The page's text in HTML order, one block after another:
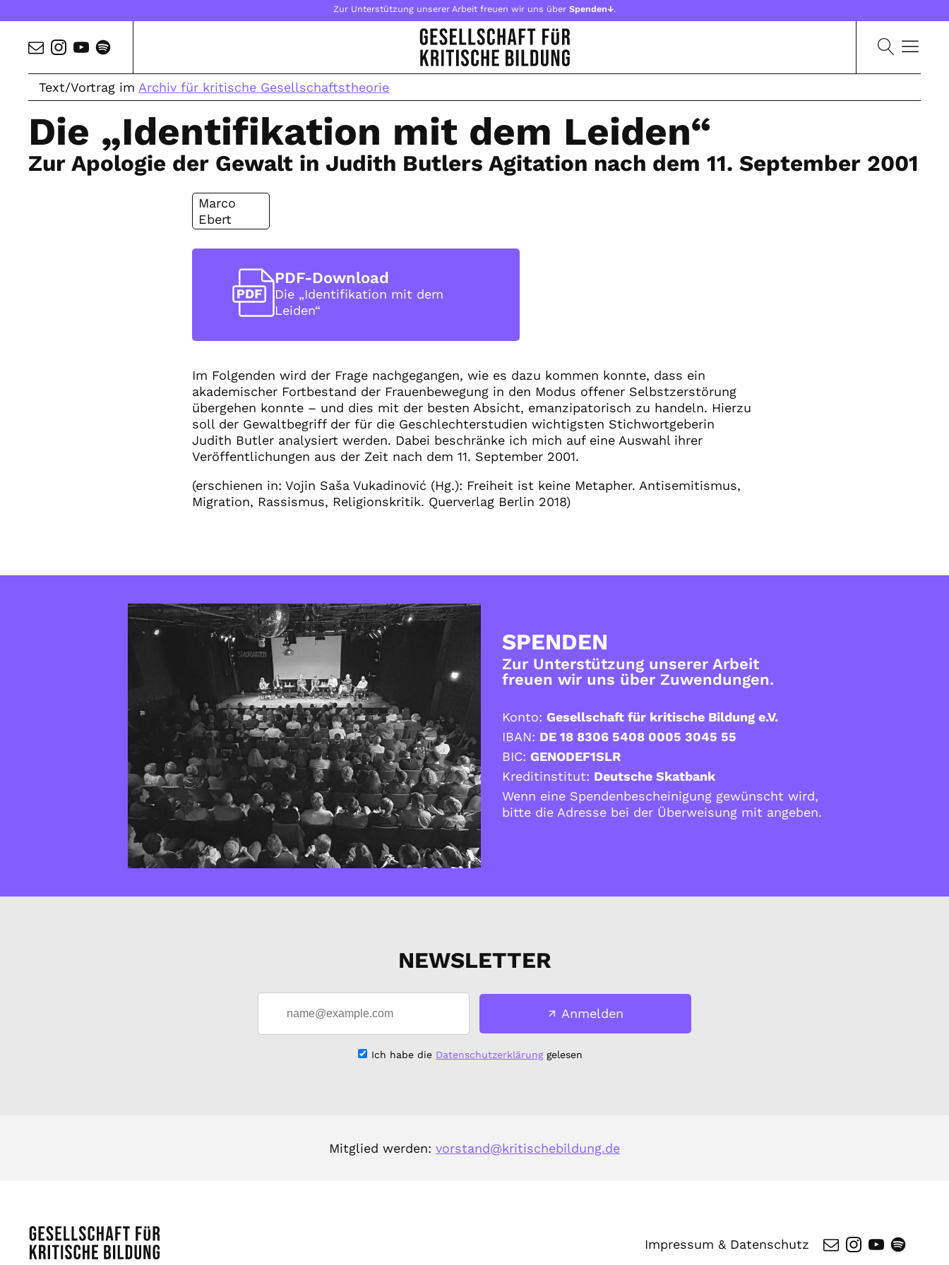
Zur Unterstützung unserer Arbeit freuen wir uns über Spenden↓.
Text/Vortrag im Archiv für kritische Gesellschaftstheorie
Die „Identifikation mit dem Leiden“
Zur Apologie der Gewalt in Judith Butlers Agitation nach dem 11. September 2001
Marco
Ebert
PDF-Download
Die „Identifikation mit dem
Leiden“
Im Folgenden wird der Frage nachgegangen, wie es dazu kommen konnte, dass ein
akademischer Fortbestand der Frauenbewegung in den Modus offener Selbstzerstörung
übergehen konnte – und dies mit der besten Absicht, emanzipatorisch zu handeln. Hierzu
soll der Gewaltbegriff der für die Geschlechterstudien wichtigsten Stichwortgeberin
Judith Butler analysiert werden. Dabei beschränke ich mich auf eine Auswahl ihrer
Veröffentlichungen aus der Zeit nach dem 11. September 2001.
(erschienen in: Vojin Saša Vukadinović (Hg.): Freiheit ist keine Metapher. Antisemitismus,
Migration, Rassismus, Religionskritik. Querverlag Berlin 2018)
SPENDEN
Zur Unterstützung unserer Arbeit
freuen wir uns über Zuwendungen.
Konto: Gesellschaft für kritische Bildung e.V.
IBAN: DE 18 8306 5408 0005 3045 55
BIC: GENODEF1SLR
Kreditinstitut: Deutsche Skatbank
Wenn eine Spendenbescheinigung gewünscht wird,
bitte die Adresse bei der Überweisung mit angeben.
NEWSLETTER
Anmelden
Ich habe die Datenschutzerklärunggelesen
Mitglied werden: vorstand@kritischebildung.de
Impressum & Datenschutz